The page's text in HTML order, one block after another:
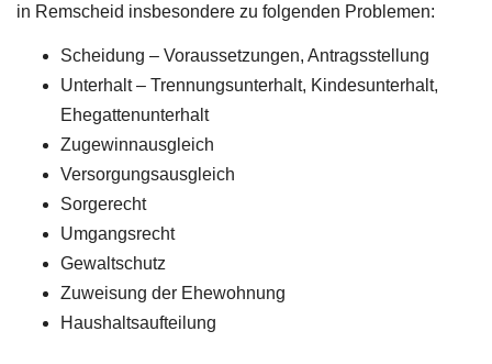
in Remscheid insbesondere zu folgenden Problemen:
Scheidung – Voraussetzungen, Antragsstellung
Unterhalt – Trennungsunterhalt, Kindesunterhalt,
Ehegattenunterhalt
Zugewinnausgleich
Versorgungsausgleich
Sorgerecht
Umgangsrecht
Gewaltschutz
Zuweisung der Ehewohnung
Haushaltsaufteilung